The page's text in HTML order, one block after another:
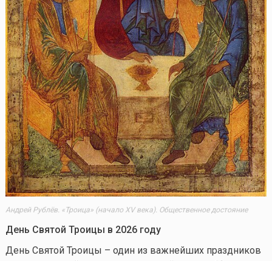
Андрей Рублёв. «Троица» (начало XV века). Общественное достояние
День Святой Троицы в 2026 году
День Святой Троицы – один из важнейших праздников